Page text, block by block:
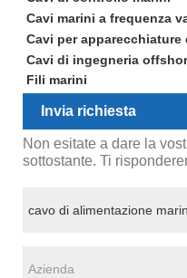
Cavi marini a frequenza
Cavi per apparecchiature
Cavi di ingegneria
Fili marini
Invia richiesta
Non esitate a dare la
sottostante. Ti